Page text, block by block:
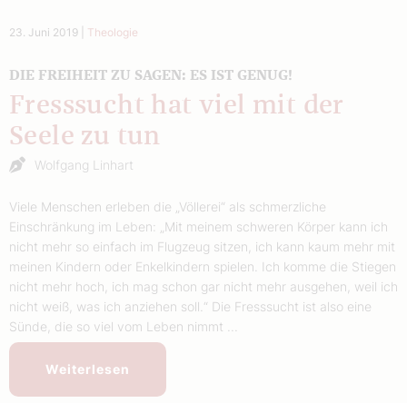
23. Juni 2019 Theologie
DIE FREIHEIT ZU SAGEN: ES IST GENUG!
Fresssucht hat viel mit der
Seele zu tun
Wolfgang Linhart
Viele Menschen erleben die „Völlerei“ als schmerzliche
Einschränkung im Leben: „Mit meinem schweren Körper kann ich
nicht mehr so einfach im Flugzeug sitzen, ich kann kaum mehr mit
meinen Kindern oder Enkelkindern spielen. Ich komme die Stiegen
nicht mehr hoch, ich mag schon gar nicht mehr ausgehen, weil ich
nicht weiß, was ich anziehen soll.“ Die Fresssucht ist also eine
Sünde, die so viel vom Leben nimmt ...
Weiterlesen